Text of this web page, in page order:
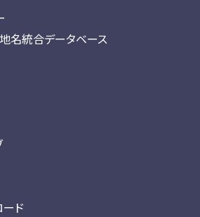
名統合データベース
ード